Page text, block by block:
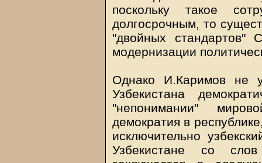
поскольку такое
долгосрочным, то
"двойных
модернизации
Однако И.Каримов не
Узбекистана
"непонимании"
демократия в
исключительно
Узбекистане со